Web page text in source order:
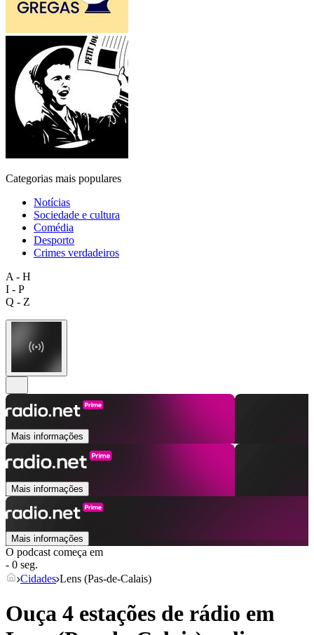
Categorias mais populares
Notícias
Sociedade e cultura
Comédia
Desporto
Crimes verdadeiros
A - H
I - P
Q - Z
Mais informações
Mais informações
Mais informações
O podcast começa em
- 0 seg.
Cidades Lens (Pas-de-Calais)
Ouça 4 estações de rádio em